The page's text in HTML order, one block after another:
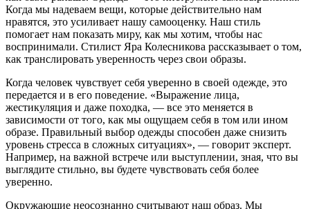
Когда мы надеваем вещи, которые действительно нам
нравятся, это усиливает нашу самооценку. Наш стиль
помогает нам показать миру, как мы хотим, чтобы нас
воспринимали. Стилист Яра Колесникова рассказывает о том,
как транслировать уверенность через свои образы.
Когда человек чувствует себя уверенно в своей одежде, это
передается и в его поведение. «Выражение лица,
жестикуляция и даже походка, — все это меняется в
зависимости от того, как мы ощущаем себя в том или ином
образе. Правильный выбор одежды способен даже снизить
уровень стресса в сложных ситуациях», — говорит эксперт.
Например, на важной встрече или выступлении, зная, что вы
выглядите стильно, вы будете чувствовать себя более
уверенно.
Окружающие неосознанно считывают наш образ. Мы